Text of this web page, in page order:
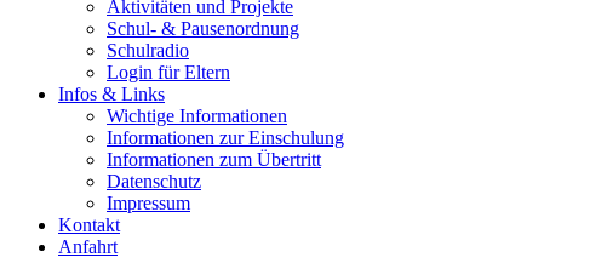
Akti­vi­tä­ten und Pro­jek­te
Schul- & Pau­sen­ord­nung
Schul­ra­dio
Log­in für Eltern
Infos & Links
Wich­ti­ge Infor­ma­tio­nen
Infor­ma­tio­nen zur Ein­schu­lung
Infor­ma­tio­nen zum Über­tritt
Daten­schutz
Impres­sum
Kon­takt
Anfahrt